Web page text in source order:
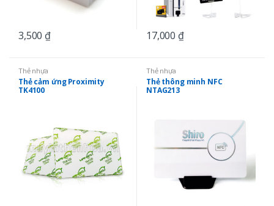
3,500 ₫ 17,000 ₫
Thẻ nhựa
Thẻ cảm ứng Proximity
TK4100
Thẻ nhựa
Thẻ thông minh NFC
NTAG213